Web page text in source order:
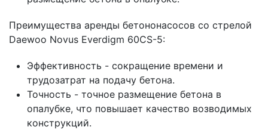
Преимущества аренды бетононасосов со стрелой
Daewoo Novus Everdigm 60CS-5:
Эффективность - сокращение времени и
трудозатрат на подачу бетона.
Точность - точное размещение бетона в
опалубке, что повышает качество возводимых
конструкций.